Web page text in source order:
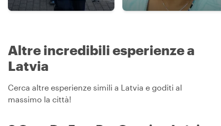
Altre incredibili esperienze a
Latvia
Cerca altre esperienze simili a Latvia e goditi al
massimo la città!